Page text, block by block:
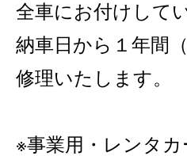
全車にお付けして
納車日から１年間
修理いたします。
事業用・レンタ